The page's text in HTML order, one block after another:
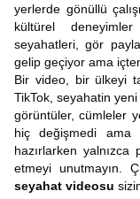
yerlerde gönüllü
kültürel
seyahatleri, gör
gelip geçiyor ama
Bir video, bir ülkeyi
TikTok, seyahatin yeni
görüntüler, cümleler
hiç değişmedi ama
hazırlarken
etmeyi unutmayın.
seyahat videosu